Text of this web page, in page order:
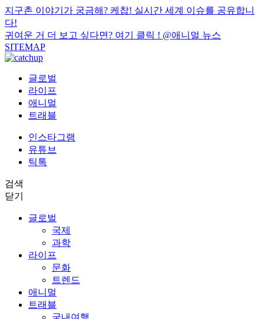
지구촌 이야기가 궁금해? 케찹! 실시간 세계 이슈를 공유합니
다!
귀여운 거 더 보고 싶다면? 여기 클릭 ! @애니멀 뉴스
SITEMAP
글로벌
라이프
애니멀
트래블
인스타그램
유튜브
틱톡
검색
닫기
글로벌
국제
과학
라이프
문화
트렌드
애니멀
트래블
국내여행